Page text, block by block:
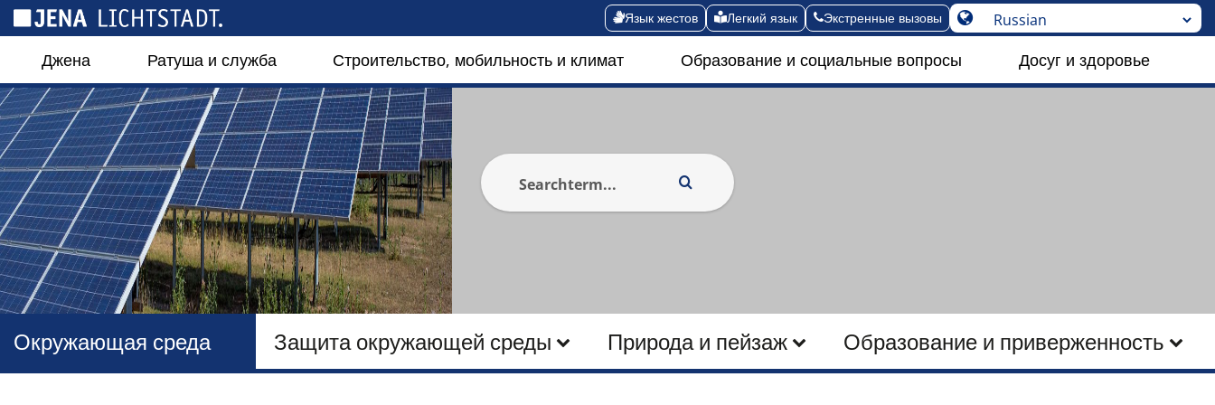
Язык жестов Легкий язык Экстренные вызовы
Джена Ратуша и служба Строительство, мобильность и климат Образование и социальные вопросы Досуг и здоровье
Защита окружающей среды Природа и пейзаж Образование и приверженность
Окружающая среда
Панель управления cookies